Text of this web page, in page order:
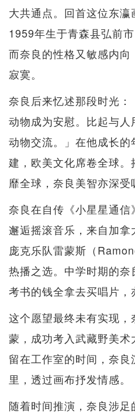
大共通点。回首这位东
1959年生于青森县弘前
而奈良的性格又敏感内
寂寞。
奈良后来忆述那段时光
动物成为安慰。比起与
动物交流。」在他成长
建，欧美文化席卷全球
靡全球，奈良美智亦深受
奈良在自传《小星星通
邂逅摇滚音乐，来自加
庞克乐队雷蒙斯（
热播之选。中学时期的
考书的钱全拿去买唱片，
这个愿望最终未有实现
蒙，成功考入武藏野美
留在工作室的时间，奈
里，透过画布抒发情感。
随着时间推演，奈良涉